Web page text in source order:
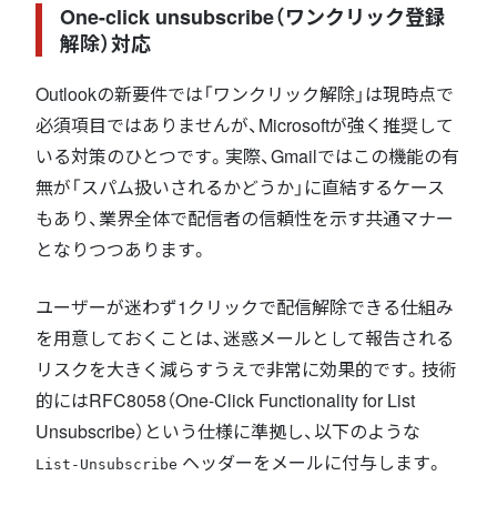
One-click unsubscribe（ワンクリック登録
解除）対応
Outlookの新要件では「ワンクリック解除」は現時点で
必須項目ではありませんが、Microsoftが強く推奨して
いる対策のひとつです。実際、Gmailではこの機能の有
無が「スパム扱いされるかどうか」に直結するケース
もあり、業界全体で配信者の信頼性を示す共通マナー
となりつつあります。
ユーザーが迷わず1クリックで配信解除できる仕組み
を用意しておくことは、迷惑メールとして報告される
リスクを大きく減らすうえで非常に効果的です。技術
的にはRFC8058（One-Click Functionality for List
Unsubscribe）という仕様に準拠し、以下のような
List-Unsubscribe ヘッダーをメールに付与します。